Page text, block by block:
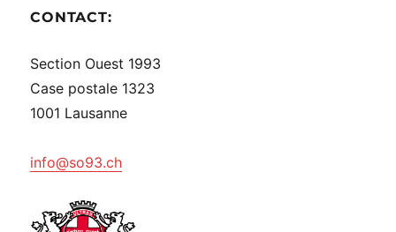
CONTACT:
Section Ouest 1993
Case postale 1323
1001 Lausanne
info@so93.ch